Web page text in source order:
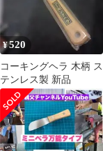
¥520
コーキングヘラ 木柄 ス
テンレス製 新品